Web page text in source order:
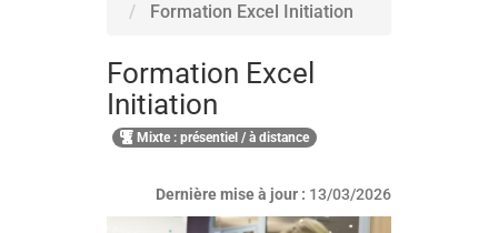
Formation Excel Initiation
Formation Excel
Initiation
Mixte : présentiel / à distance
Dernière mise à jour : 13/03/2026